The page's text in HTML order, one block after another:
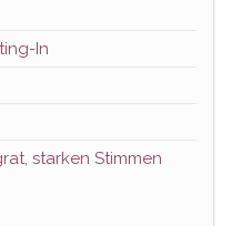
In
starken Stimmen